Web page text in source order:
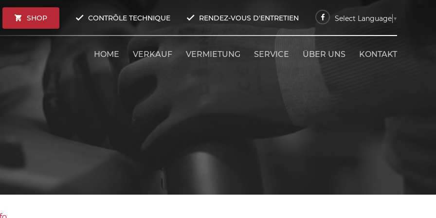
SHOP CONTRÔLE TECHNIQUE RENDEZ-VOUS D'ENTRETIEN Select Language ▼
HOME VERKAUF VERMIETUNG SERVICE ÜBER UNS KONTAKT